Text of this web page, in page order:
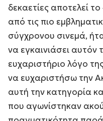
δεκαετίες αποτελεί
από τις πιο
σύγχρονου σινεμά,
να εγκαινιάσει αυτόν
ευχαριστήριο λόγο
να ευχαριστήσω την
αυτή την κατηγορία
που αγωνίστηκαν